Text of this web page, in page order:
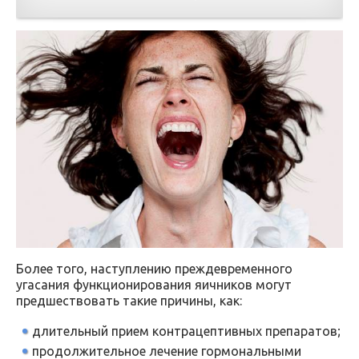
Более того, наступлению преждевременного
угасания функционирования яичников могут
предшествовать такие причины, как:
длительный прием контрацептивных препаратов;
продолжительное лечение гормональными